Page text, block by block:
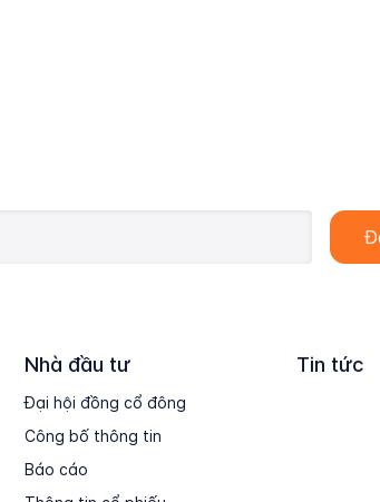
Nhà đầu tư
Đại hội đồng cổ đông
Công bố thông tin
Báo cáo
Tin tức